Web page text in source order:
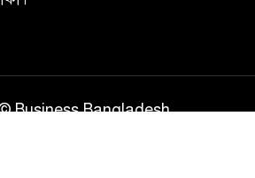
Business Bangladesh